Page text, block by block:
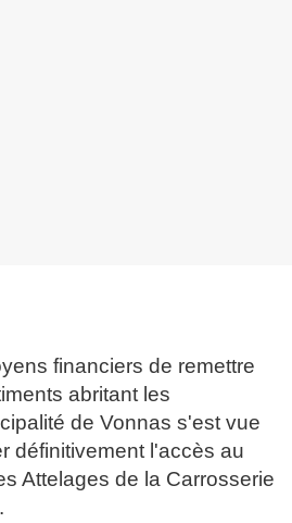
financiers de remettre
abritant les
de Vonnas s'est vue
définitivement l'accès au
Attelages de la Carrosserie